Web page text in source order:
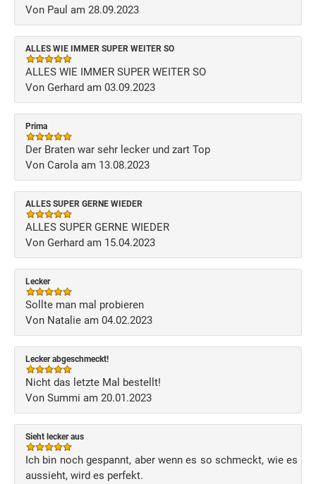
Von Paul am 28.09.2023
ALLES WIE IMMER SUPER WEITER SO
ALLES WIE IMMER SUPER WEITER SO
Von Gerhard am 03.09.2023
Prima
Der Braten war sehr lecker und zart Top
Von Carola am 13.08.2023
ALLES SUPER GERNE WIEDER
ALLES SUPER GERNE WIEDER
Von Gerhard am 15.04.2023
Lecker
Sollte man mal probieren
Von Natalie am 04.02.2023
Lecker abgeschmeckt!
Nicht das letzte Mal bestellt!
Von Summi am 20.01.2023
Sieht lecker aus
Ich bin noch gespannt, aber wenn es so schmeckt, wie es
aussieht, wird es perfekt.